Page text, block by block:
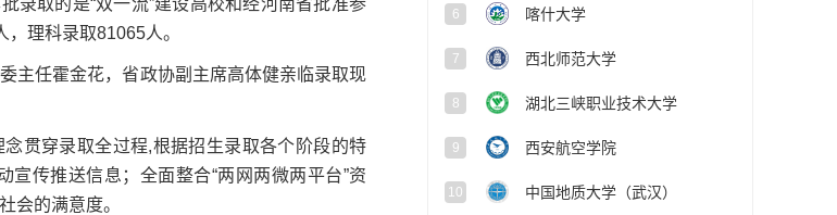
取的是“双一流”建设高校和经河南省批准参
理科录取81065人。
任霍金花，省政协副主席高体健亲临录取现
贯穿录取全过程,根据招生录取各个阶段的特
传推送信息；全面整合“两网两微两平台”资
会的满意度。
6 喀什大学
7 西北师范大学
8 湖北三峡职业技术大学
9 西安航空学院
10 中国地质大学（武汉）